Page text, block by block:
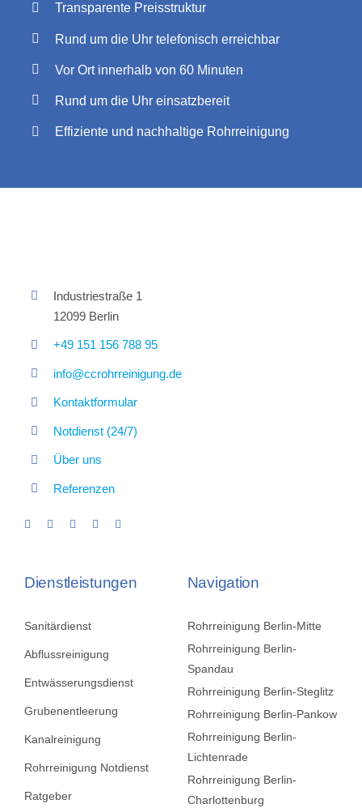
Transparente Preisstruktur
Rund um die Uhr telefonisch erreichbar
Vor Ort innerhalb von 60 Minuten
Rund um die Uhr einsatzbereit
Effiziente und nachhaltige Rohrreinigung
Industriestraße 1
12099 Berlin
+49 151 156 788 95
info@ccrohrreinigung.de
Kontaktformular
Notdienst (24/7)
Über uns
Referenzen
Dienstleistungen
Sanitärdienst
Abflussreinigung
Entwässerungsdienst
Grubenentleerung
Kanalreinigung
Rohrreinigung Notdienst
Ratgeber
Navigation
Rohrreinigung Berlin-Mitte
Rohrreinigung Berlin-
Spandau
Rohrreinigung Berlin-Steglitz
Rohrreinigung Berlin-Pankow
Rohrreinigung Berlin-
Lichtenrade
Rohrreinigung Berlin-
Charlottenburg